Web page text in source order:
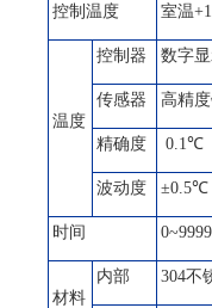
控制温度 室温
温度
控制器 数字
传感器 高精
精确度 0.1℃
波动度 ±0.5℃
时间
材料
内部 304不